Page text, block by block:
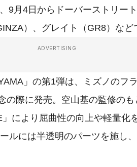
9月4日からドーバーストリー
）、グレイト（GR8）など
ADVERTISING
」の第1弾は、ミズノのフ
の際に発売。空山基の監修の
により屈曲性の向上や軽量化
ルには半透明のパーツを施し